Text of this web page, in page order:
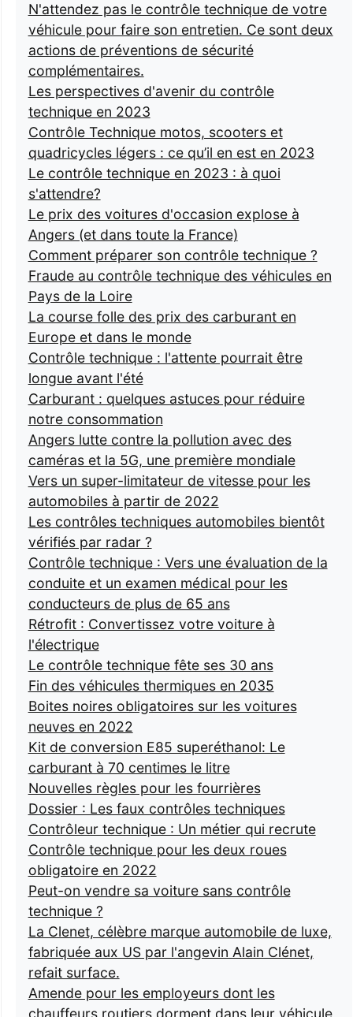
N'attendez pas le contrôle technique de votre
véhicule pour faire son entretien. Ce sont deux
actions de préventions de sécurité
complémentaires.
Les perspectives d'avenir du contrôle
technique en 2023
Contrôle Technique motos, scooters et
quadricycles légers : ce qu’il en est en 2023
Le contrôle technique en 2023 : à quoi
s'attendre?
Le prix des voitures d'occasion explose à
Angers (et dans toute la France)
Comment préparer son contrôle technique ?
Fraude au contrôle technique des véhicules en
Pays de la Loire
La course folle des prix des carburant en
Europe et dans le monde
Contrôle technique : l'attente pourrait être
longue avant l'été
Carburant : quelques astuces pour réduire
notre consommation
Angers lutte contre la pollution avec des
caméras et la 5G, une première mondiale
Vers un super-limitateur de vitesse pour les
automobiles à partir de 2022
Les contrôles techniques automobiles bientôt
vérifiés par radar ?
Contrôle technique : Vers une évaluation de la
conduite et un examen médical pour les
conducteurs de plus de 65 ans
Rétrofit : Convertissez votre voiture à
l'électrique
Le contrôle technique fête ses 30 ans
Fin des véhicules thermiques en 2035
Boites noires obligatoires sur les voitures
neuves en 2022
Kit de conversion E85 superéthanol: Le
carburant à 70 centimes le litre
Nouvelles règles pour les fourrières
Dossier : Les faux contrôles techniques
Contrôleur technique : Un métier qui recrute
Contrôle technique pour les deux roues
obligatoire en 2022
Peut-on vendre sa voiture sans contrôle
technique ?
La Clenet, célèbre marque automobile de luxe,
fabriquée aux US par l'angevin Alain Clénet,
refait surface.
Amende pour les employeurs dont les
chauffeurs routiers dorment dans leur véhicule